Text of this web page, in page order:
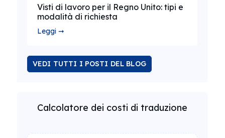
Visti di lavoro per il Regno Unito: tipi e
modalità di richiesta
Leggi ➞
VEDI TUTTI I POSTI DEL BLOG
Calcolatore dei costi di traduzione